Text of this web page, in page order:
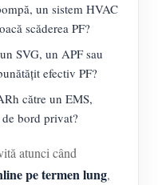
un sistem HVAC
scăderea PF?
SVG, un APF sau
efectiv PF?
către un EMS,
bord privat?
atunci când
pe termen lung,